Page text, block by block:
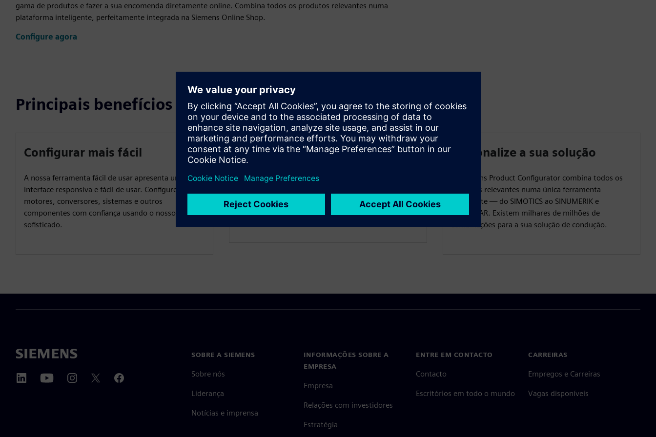
gama de produtos e fazer a sua encomenda diretamente online. Combina todos os produtos relevantes numa
plataforma inteligente, perfeitamente integrada na Siemens Online Shop.
Configure agora
Principais benefícios
Configurar mais fácil
A nossa ferramenta fácil de usar apresenta uma
interface responsiva e fácil de usar. Configure
motores, conversores, sistemas e outros
componentes com confiança usando o nosso design
sofisticado.
Poupe tempo
A configuração pode ser executada rapidamente a
processamento de encomendas são realizados
diretamente no Industry Mall.
Personalize a sua solução
O Siemens Product Configurator combina todos os
produtos relevantes numa única ferramenta
inteligente — do SIMOTICS ao SINUMERIK e
SIMOGEAR. Existem milhares de milhões de
combinações para a sua solução de condução.
SOBRE A SIEMENS
Sobre nós
Liderança
Notícias e imprensa
INFORMAÇÕES SOBRE A
EMPRESA
Empresa
Relações com investidores
Estratégia
ENTRE EM CONTACTO
Contacto
Escritórios em todo o mundo
CARREIRAS
Empregos e Carreiras
Vagas disponíveis